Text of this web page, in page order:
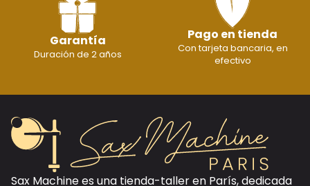
Garantía
Duración de 2 años
Pago en tienda
Con tarjeta bancaria, en
efectivo
Sax Machine es una tienda-taller en París, dedicada